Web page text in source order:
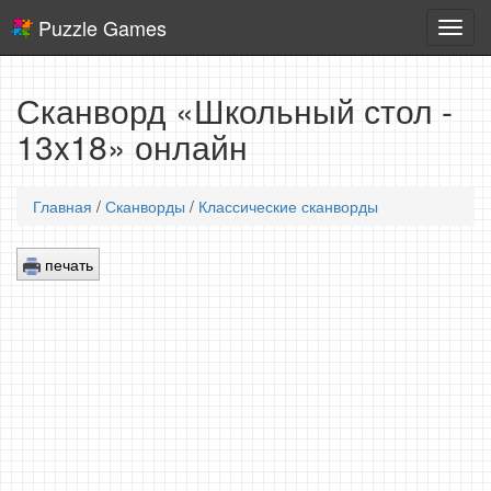
игры
Puzzle Games
Сканворд «Школьный стол -
13x18» онлайн
Главная / Сканворды / Классические сканворды
печать